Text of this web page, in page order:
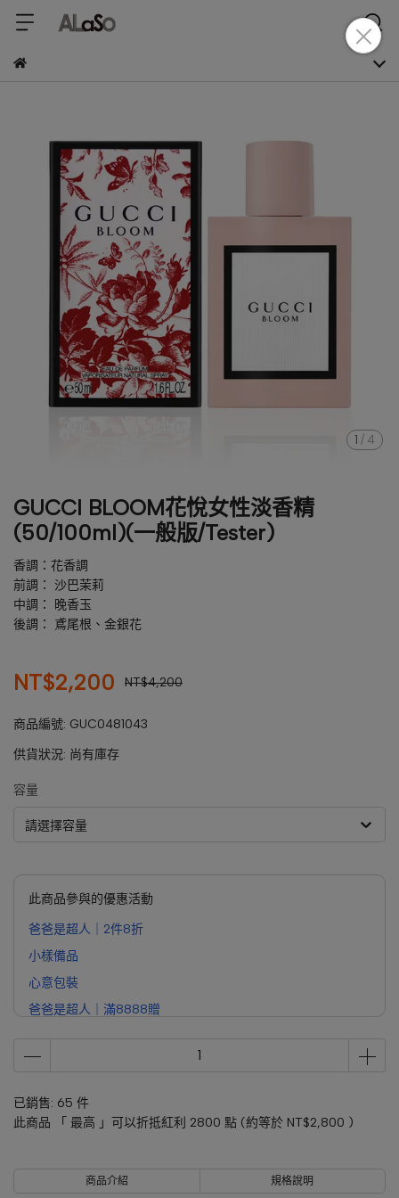
1 / 4
GUCCI BLOOM花悅女性淡香精
(50/100ml)(一般版/Tester)
香調：花香調
前調： 沙巴茉莉
中調： 晚香玉
後調： 鳶尾根、金銀花
NT$2,200 NT$4,200
商品編號: GUC0481043
供貨狀況: 尚有庫存
容量
請選擇容量
此商品參與的優惠活動
爸爸是超人｜2件8折
小樣備品
心意包裝
爸爸是超人｜滿8888贈
已銷售: 65 件
此商品 「 最高 」可以折抵紅利 2800 點 (約等於 NT$2,800 )
商品介紹 規格說明